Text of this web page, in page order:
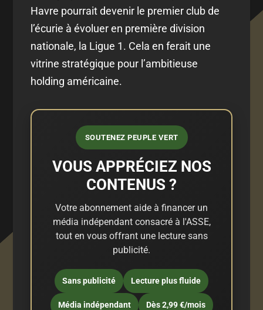
Havre pourrait devenir le premier club de
l’écurie à évoluer en première division
nationale, la Ligue 1. Cela en ferait une
vitrine stratégique pour l’ambitieuse
holding américaine.
SOUTENEZ PEUPLE VERT
VOUS APPRÉCIEZ NOS
CONTENUS ?
Votre abonnement aide à financer un
média indépendant consacré à l'ASSE,
tout en vous offrant une lecture sans
publicité.
Sans publicité Lecture plus fluide
Média indépendant Dès 2,99 €/mois